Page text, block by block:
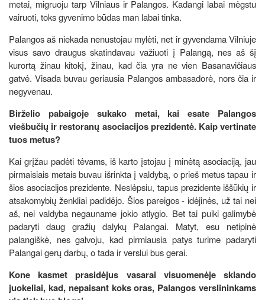
metai, migruoju tarp Vilniaus ir Palangos. Kadangi labai mėgstu
vairuoti, toks gyvenimo būdas man labai tinka.
Palangos aš niekada nenustojau mylėti, net ir gyvendama Vilniuje
visus savo draugus skatindavau važiuoti į Palangą, nes aš šį
kurortą žinau kitokį, žinau, kad čia yra ne vien Basanavičiaus
gatvė. Visada buvau geriausia Palangos ambasadorė, nors čia ir
negyvenau.
Birželio pabaigoje sukako metai, kai esate Palangos
viešbučių ir restoranų asociacijos prezidentė. Kaip vertinate
tuos metus?
Kai grįžau padėti tėvams, iš karto įstojau į minėtą asociaciją, jau
pirmaisiais metais buvau išrinkta į valdybą, o prieš metus tapau ir
šios asociacijos prezidente. Neslėpsiu, tapus prezidente iššūkių ir
atsakomybių ženkliai padidėjo. Šios pareigos - idėjinės, už tai nei
aš, nei valdyba negauname jokio atlygio. Bet tai puiki galimybė
padaryti daug gražių dalykų Palangai. Matyt, esu netipinė
palangiškė, nes galvoju, kad pirmiausia patys turime padaryti
Palangai gerų darbų, o tada ir verslui bus gerai.
Kone kasmet prasidėjus vasarai visuomenėje sklando
juokeliai, kad, nepaisant koks oras, Palangos verslininkams